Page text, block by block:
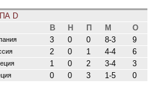
D
В
Н П М О
3 0 0 8-3 9
2 0 1 4-4 6
1 0 2 3-4 3
0 0 3 1-5 0